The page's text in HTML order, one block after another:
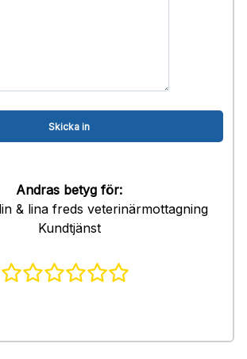
Andras betyg för:
& lina freds veterinärmottagning
Kundtjänst